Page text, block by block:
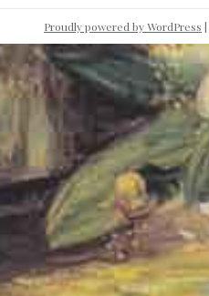
Proudly powered by WordPress |